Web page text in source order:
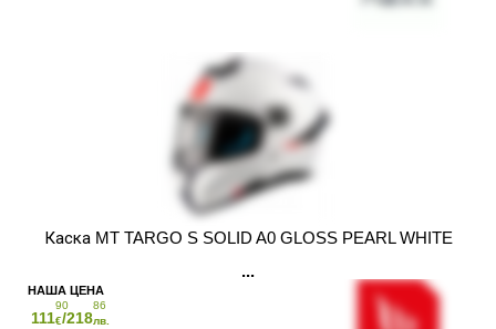
Каска MT TARGO S SOLID A0 GLOSS PEARL WHITE
111
90
€/218
86
лв.